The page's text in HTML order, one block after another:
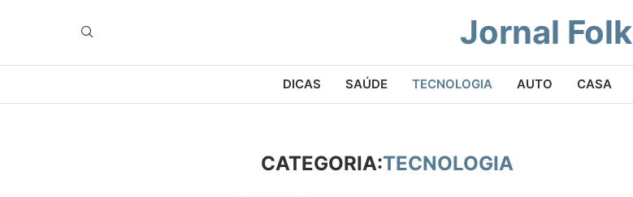
Jornal Folk
DICAS SAÚDE TECNOLOGIA AUTO CASA
CATEGORIA:TECNOLOGIA